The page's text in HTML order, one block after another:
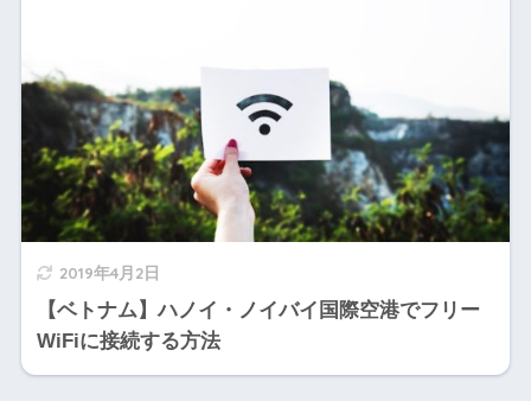
2019年4月2日
【ベトナム】ハノイ・ノイバイ国際空港でフリー
WiFiに接続する方法